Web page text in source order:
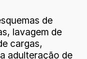
de
lavagem de
cargas,
adulteração de